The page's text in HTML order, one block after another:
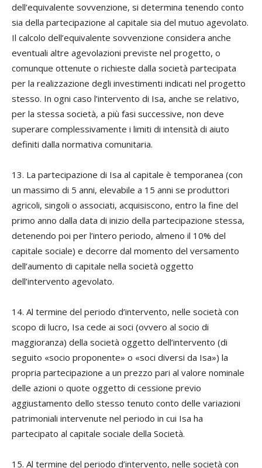
dell’equivalente sovvenzione, si determina tenendo conto
sia della partecipazione al capitale sia del mutuo agevolato.
Il calcolo dell’equivalente sovvenzione considera anche
eventuali altre agevolazioni previste nel progetto, o
comunque ottenute o richieste dalla società partecipata
per la realizzazione degli investimenti indicati nel progetto
stesso. In ogni caso l’intervento di Isa, anche se relativo,
per la stessa società, a più fasi successive, non deve
superare complessivamente i limiti di intensità di aiuto
definiti dalla normativa comunitaria.
13. La partecipazione di Isa al capitale è temporanea (con
un massimo di 5 anni, elevabile a 15 anni se produttori
agricoli, singoli o associati, acquisiscono, entro la fine del
primo anno dalla data di inizio della partecipazione stessa,
detenendo poi per l’intero periodo, almeno il 10% del
capitale sociale) e decorre dal momento del versamento
dell’aumento di capitale nella società oggetto
dell’intervento agevolato.
14. Al termine del periodo d’intervento, nelle società con
scopo di lucro, Isa cede ai soci (ovvero al socio di
maggioranza) della società oggetto dell’intervento (di
seguito «socio proponente» o «soci diversi da Isa») la
propria partecipazione a un prezzo pari al valore nominale
delle azioni o quote oggetto di cessione previo
aggiustamento dello stesso tenuto conto delle variazioni
patrimoniali intervenute nel periodo in cui Isa ha
partecipato al capitale sociale della Società.
15. Al termine del periodo d’intervento, nelle società con